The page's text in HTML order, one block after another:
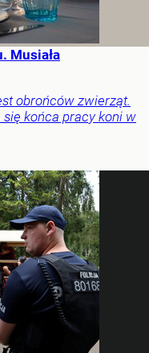
Musiała
obrońców zwierząt.
końca pracy koni w